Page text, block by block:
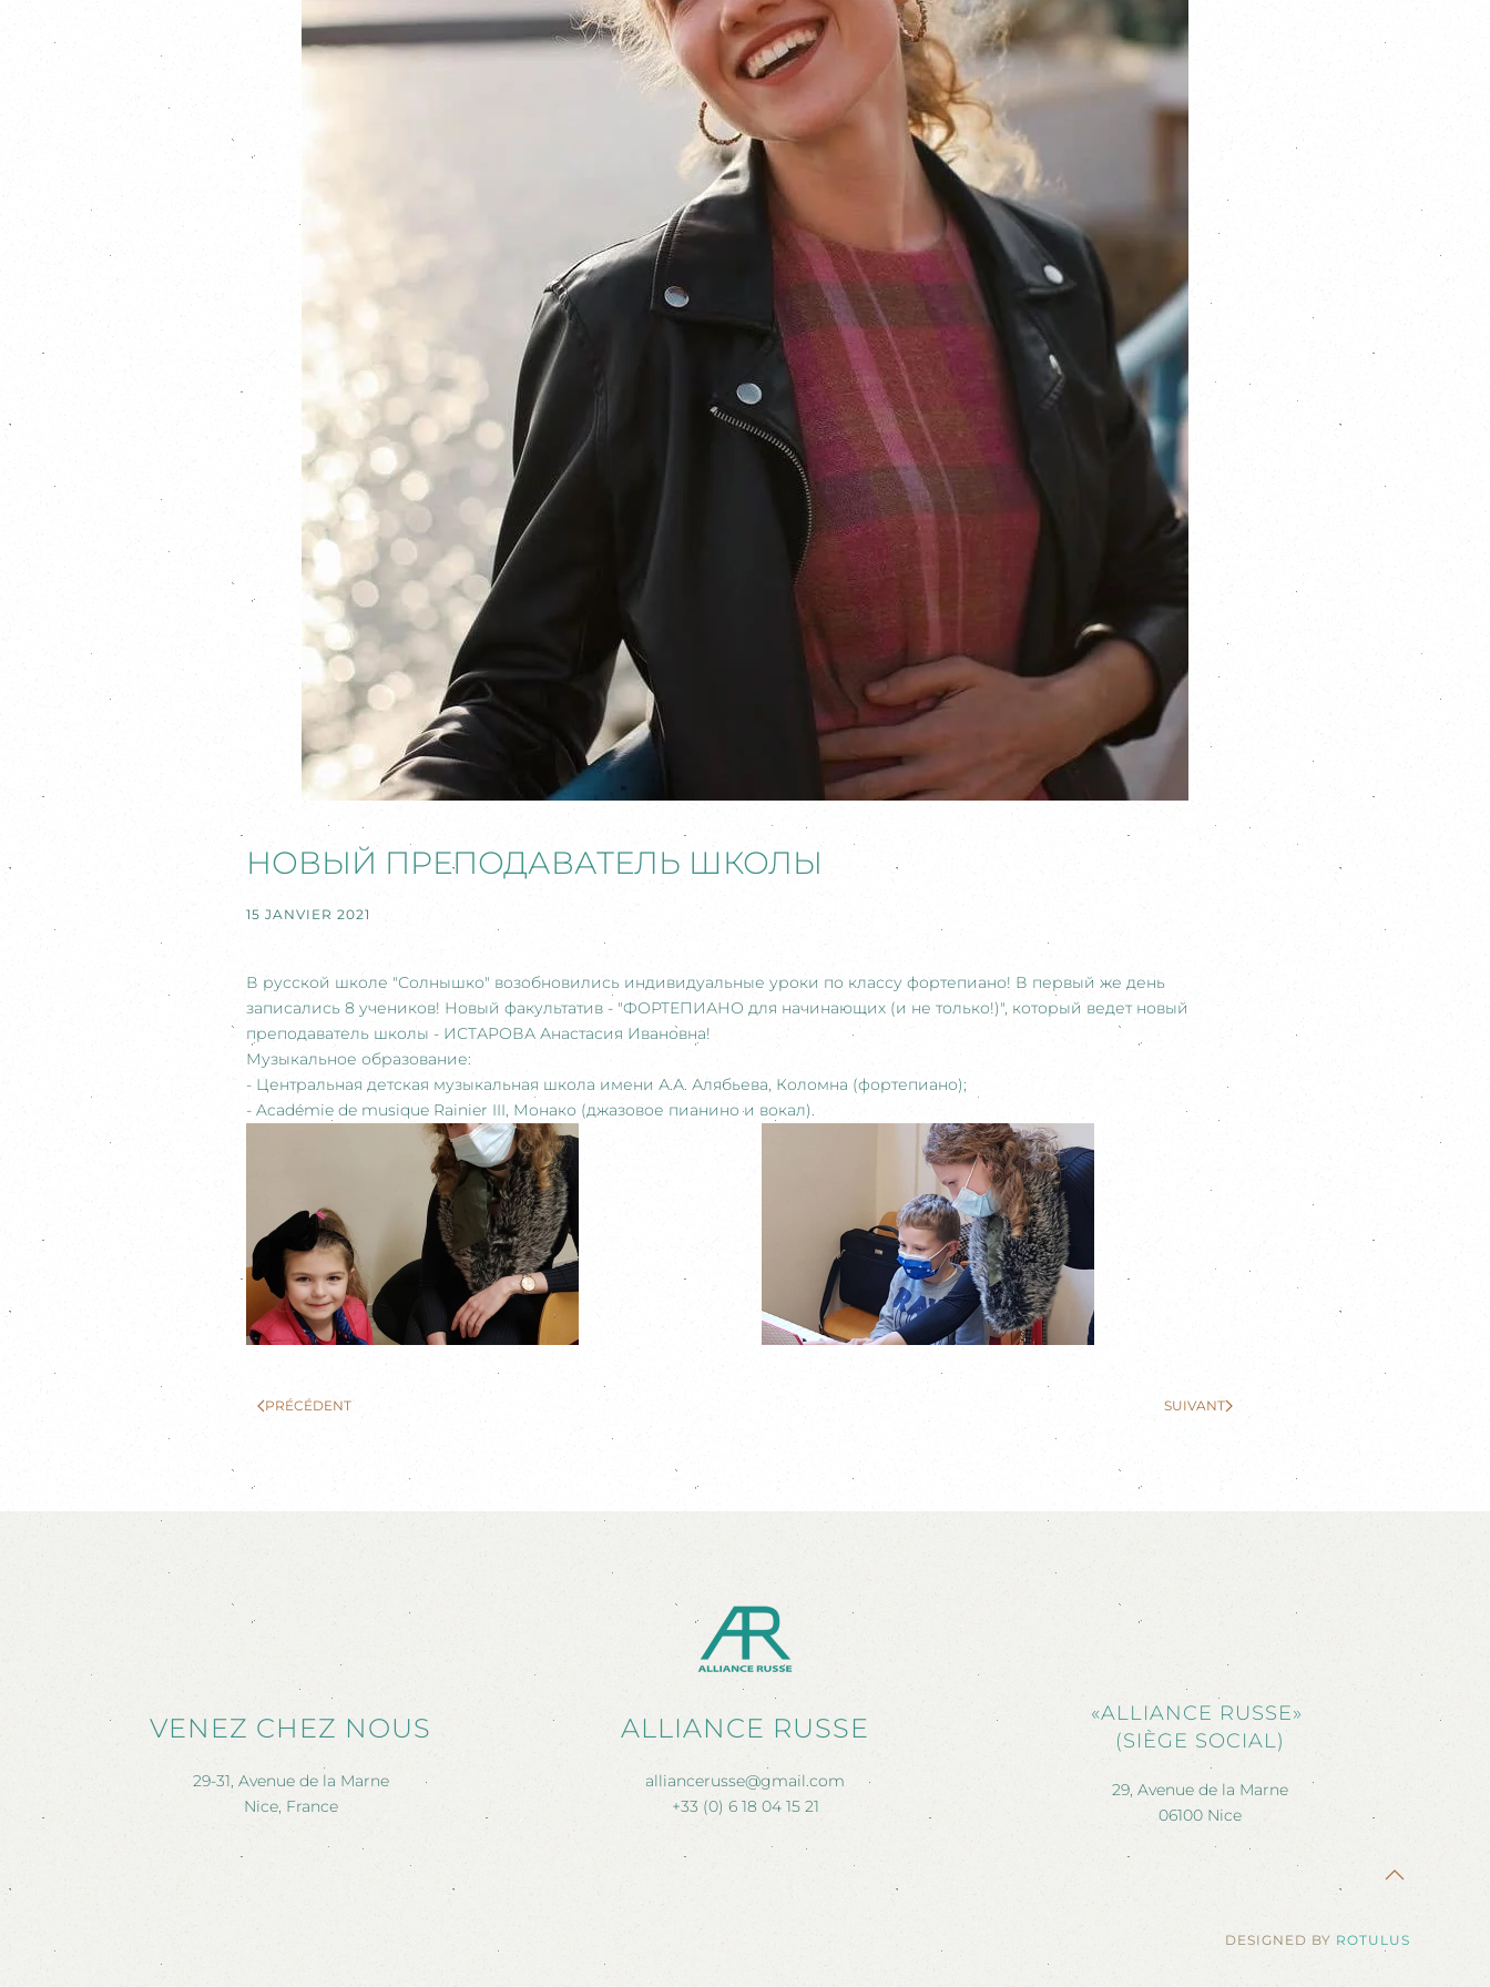
НОВЫЙ ПРЕПОДАВАТЕЛЬ ШКОЛЫ
15 JANVIER 2021
В русской школе "Солнышко" возобновились индивидуальные уроки по классу фортепиано! В первый же день
записались 8 учеников! Новый факультатив - "ФОРТЕПИАНО для начинающих (и не только!)", который ведет новый
преподаватель школы - ИСТАРОВА Анастасия Ивановна!
Музыкальное образование:
- Центральная детская музыкальная школа имени А.А. Алябьева, Коломна (фортепиано);
- Académie de musique Rainier III, Монако (джазовое пианино и вокал).
PRÉCÉDENT SUIVANT
VENEZ CHEZ NOUS
29-31, Avenue de la Marne
Nice, France
ALLIANCE RUSSE
alliancerusse@gmail.com
+33 (0) 6 18 04 15 21
«ALLIANCE RUSSE»
(SIÈGE SOCIAL)
29, Avenue de la Marne
06100 Nice
DESIGNED BY ROTULUS